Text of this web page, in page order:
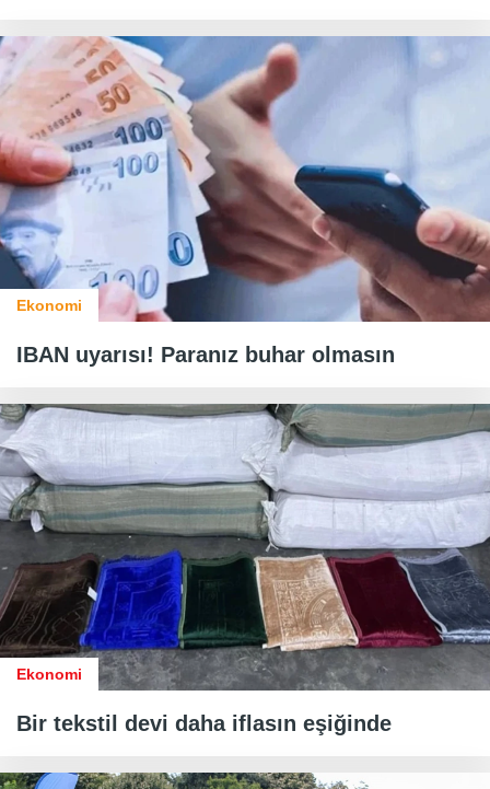
Ekonomi
IBAN uyarısı! Paranız buhar olmasın
Ekonomi
Bir tekstil devi daha iflasın eşiğinde